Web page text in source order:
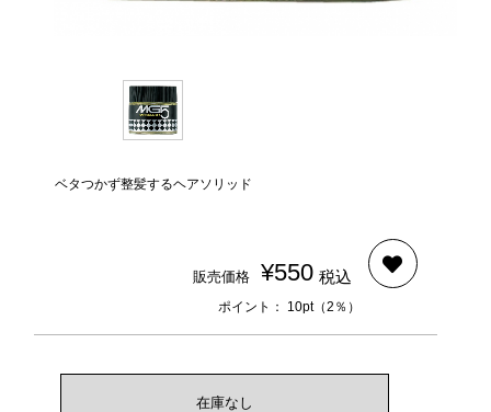
ベタつかず整髪するヘアソリッド
販売価格 ¥550 税込
ポイント： 10pt（2％）
在庫なし